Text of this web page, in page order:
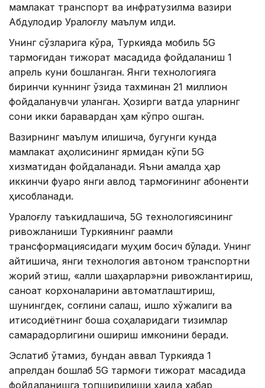
мамлакат транспорт ва инфратузилма вазири
Абдулқодир Уралоғлу маълум қилди.
Унинг сўзларига кўра, Туркияда мобиль 5G
тармоғидан тижорат мақсадида фойдаланиш 1
апрель куни бошланган. Янги технологияга
биринчи куннинг ўзида тахминан 21 миллион
фойдаланувчи уланган. Ҳозирги вақтда уларнинг
сони икки баравардан ҳам кўпроқ ошган.
Вазирнинг маълум қилишича, бугунги кунда
мамлакат аҳолисининг ярмидан кўпи 5G
хизматидан фойдаланади. Яъни амалда ҳар
иккинчи фуқаро янги авлод тармоғининг абоненти
ҳисобланади.
Уралоғлу таъкидлашича, 5G технологиясининг
ривожланиши Туркиянинг рақамли
трансформациясидаги муҳим босқич бўлади. Унинг
айтишича, янги технология автоном транспортни
жорий этиш, «ақлли шаҳарлар»ни ривожлантириш,
саноат корхоналарини автоматлаштириш,
шунингдек, соғлиқни сақлаш, қишлоқ хўжалиги ва
иқтисодиётнинг бошқа соҳаларидаги тизимлар
самарадорлигини ошириш имконини беради.
Эслатиб ўтамиз, бундан аввал Туркияда 1
апрелдан бошлаб 5G тармоғи тижорат мақсадида
фойдаланишга топширилиши ҳақида хабар